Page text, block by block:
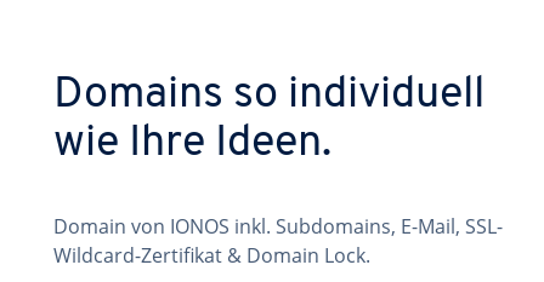
Domains so individuell
wie Ihre Ideen.
Domain von IONOS inkl. Subdomains, E-Mail, SSL-
Wildcard-Zertifikat & Domain Lock.